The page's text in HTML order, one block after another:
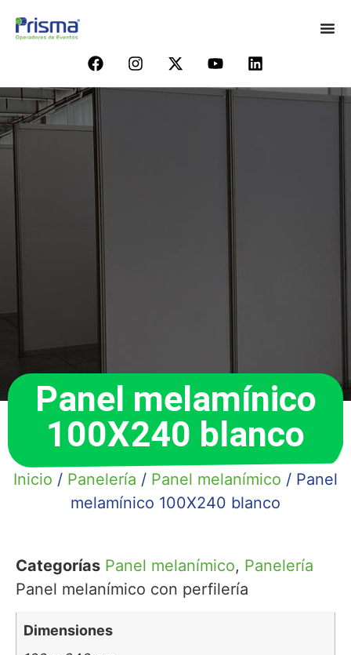
Panel melamínico
100X240 blanco
Inicio / Panelería / Panel melanímico / Panel
melamínico 100X240 blanco
Categorías Panel melanímico, Panelería
Panel melanímico con perfilería
Dimensiones